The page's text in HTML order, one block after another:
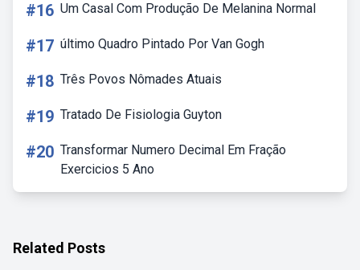
#16 Um Casal Com Produção De Melanina Normal
#17 último Quadro Pintado Por Van Gogh
#18 Três Povos Nômades Atuais
#19 Tratado De Fisiologia Guyton
#20 Transformar Numero Decimal Em Fração
Exercicios 5 Ano
Related Posts